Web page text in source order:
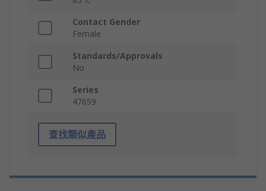
Contact Gender
Female
Standards/Approvals
No
Series
47659
查找類似產品